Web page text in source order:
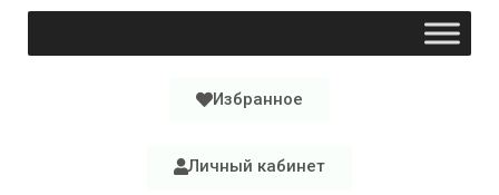
Избранное
Личный кабинет